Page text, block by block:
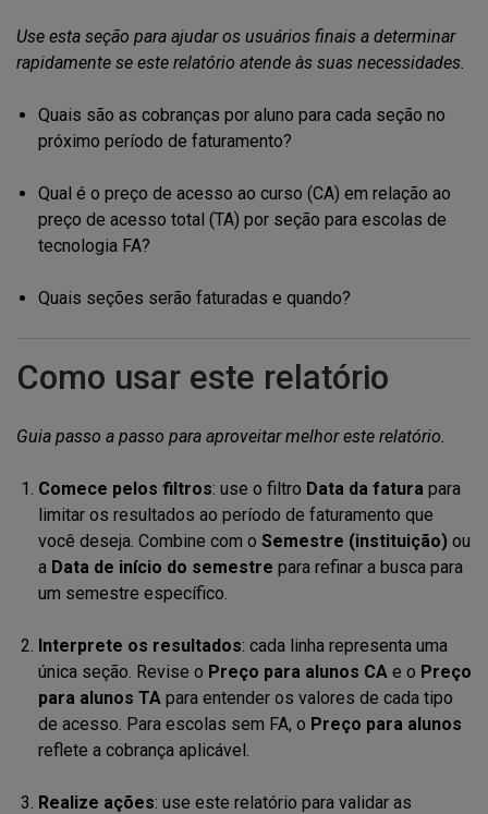
Use esta seção para ajudar os usuários finais a determinar
rapidamente se este relatório atende às suas necessidades.
Quais são as cobranças por aluno para cada seção no
próximo período de faturamento?
Qual é o preço de acesso ao curso (CA) em relação ao
preço de acesso total (TA) por seção para escolas de
tecnologia FA?
Quais seções serão faturadas e quando?
Como usar este relatório
Guia passo a passo para aproveitar melhor este relatório.
Comece pelos filtros: use o filtro Data da fatura para
limitar os resultados ao período de faturamento que
você deseja. Combine com o Semestre (instituição) ou
a Data de início do semestre para refinar a busca para
um semestre específico.
Interprete os resultados: cada linha representa uma
única seção. Revise o Preço para alunos CA e o Preço
para alunos TA para entender os valores de cada tipo
de acesso. Para escolas sem FA, o Preço para alunos
reflete a cobrança aplicável.
Realize ações: use este relatório para validar as